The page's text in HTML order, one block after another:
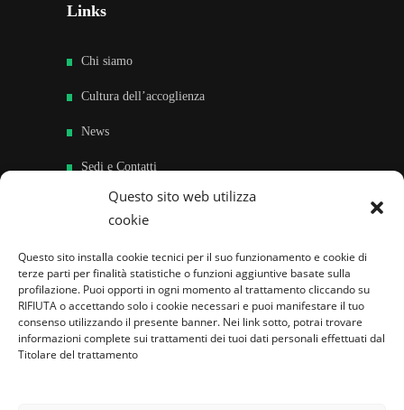
Questo sito web utilizza
cookie
Questo sito installa cookie tecnici per il suo funzionamento e cookie di
terze parti per finalità statistiche o funzioni aggiuntive basate sulla
profilazione. Puoi opporti in ogni momento al trattamento cliccando su
RIFIUTA o accettando solo i cookie necessari e puoi manifestare il tuo
consenso utilizzando il presente banner. Nei link sotto, potrai trovare
informazioni complete sui trattamenti dei tuoi dati personali effettuati dal
Titolare del trattamento
Links
Chi siamo
Cultura dell’accoglienza
News
Sedi e Contatti
Sostieni
Famiglie per l’accoglienza nel mondo